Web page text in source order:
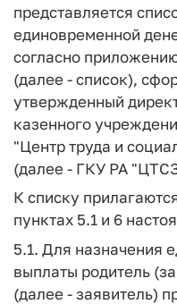
представляется
единовременной
согласно
(далее - список),
утвержденный
казенного
"Центр труда и
(далее - ГКУ РА
К списку
пунктах 5.1 и 6
5.1. Для назначения
выплаты родитель
(далее - заявитель)